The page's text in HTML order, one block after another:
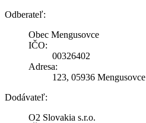
Odberateľ:
Obec Mengusovce
IČO:
00326402
Adresa:
123, 05936 Mengusovce
Dodávateľ:
O2 Slovakia s.r.o.